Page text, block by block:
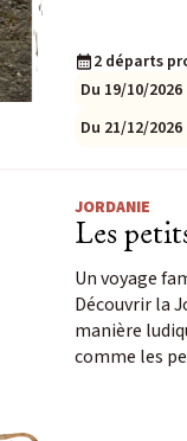
2 départs
Du 19/10/2026
Du 21/12/2026
JORDANIE
Les
Un voyage
Découvrir la
manière
comme les